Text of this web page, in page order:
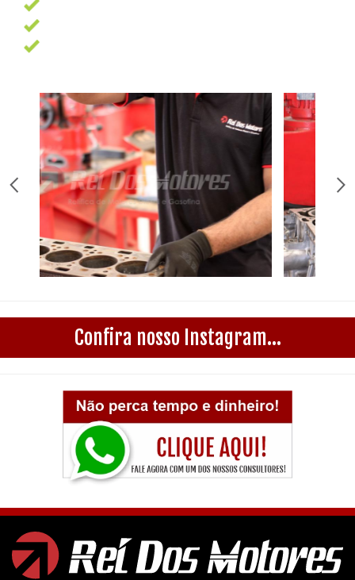
Confira nosso Instagram...